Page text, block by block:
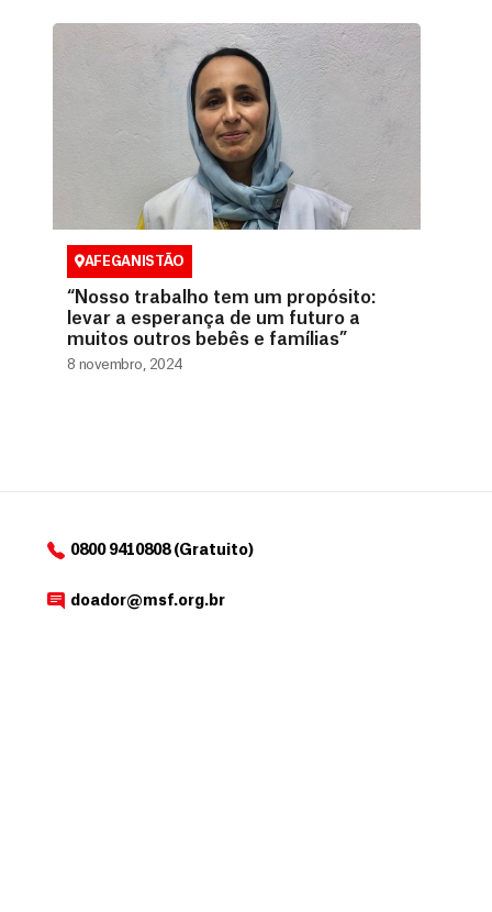
AFEGANISTÃO
“Nosso trabalho tem um propósito:
levar a esperança de um futuro a
muitos outros bebês e famílias”
8 novembro, 2024
0800 9410808 (Gratuito)
doador@msf.org.br